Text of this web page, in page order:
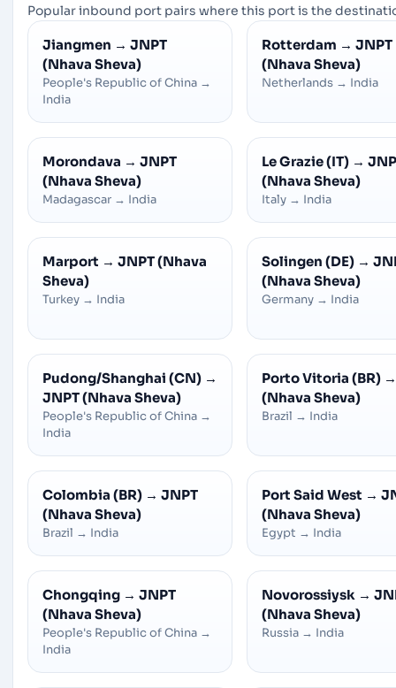
Popular inbound port pairs where this port is the
Jiangmen → JNPT
(Nhava Sheva)
People's Republic of China →
India
Rotterdam → JNPT
(Nhava Sheva)
Netherlands → India
Morondava → JNPT
(Nhava Sheva)
Madagascar → India
Le Grazie (IT) →
(Nhava Sheva)
Italy → India
Marport → JNPT (Nhava
Sheva)
Turkey → India
Solingen (DE) →
(Nhava Sheva)
Germany → India
Pudong/Shanghai (CN) →
JNPT (Nhava Sheva)
People's Republic of China →
India
Porto Vitoria (BR) →
(Nhava Sheva)
Brazil → India
Colombia (BR) → JNPT
(Nhava Sheva)
Brazil → India
Port Said West →
(Nhava Sheva)
Egypt → India
Chongqing → JNPT
(Nhava Sheva)
People's Republic of China →
India
Novorossiysk →
(Nhava Sheva)
Russia → India